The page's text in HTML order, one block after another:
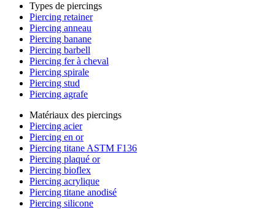
Types de piercings
Piercing retainer
Piercing anneau
Piercing banane
Piercing barbell
Piercing fer à cheval
Piercing spirale
Piercing stud
Piercing agrafe
Matériaux des piercings
Piercing acier
Piercing en or
Piercing titane ASTM F136
Piercing plaqué or
Piercing bioflex
Piercing acrylique
Piercing titane anodisé
Piercing silicone